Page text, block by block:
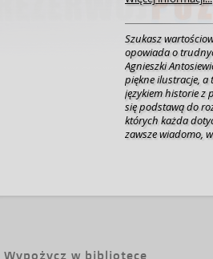
Szukasz
opowiada o
Agnieszki
piękne ilustracje, a
językiem historie z
się podstawą do rozmów na
których każda
zawsze wiadomo,
przychodzą
Wszystkie
zyskają uznanie
dużą, czytelną
Wypożycz w bibliotece